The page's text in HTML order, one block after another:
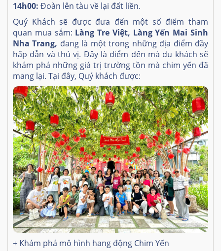
14h00: Đoàn lên tàu về lại đất liền.
Quý Khách sẽ được đưa đến một số điểm tham
quan mua sắm: Làng Tre Việt, Làng Yến Mai Sinh
Nha Trang, đang là một trong những địa điểm đầy
hấp dẫn và thú vị. Đây là điểm đến mà du khách sẽ
khám phá những giá trị trường tồn mà chim yến đã
mang lại. Tại đây, Quý khách được:
+ Khám phá mô hình hang động Chim Yến